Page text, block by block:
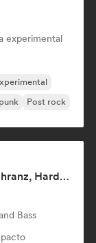
experimental
Post rock
Tokyo Electronic Drift 🏎️ Schranz, Hard Techno & Anime EDM
Bass